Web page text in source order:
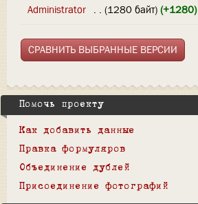
Administrator . . (1280 байт) (+1280)
Помочь проекту
Как добавить данные
Правка формуляров
Объединение дублей
Присоединение фотографий